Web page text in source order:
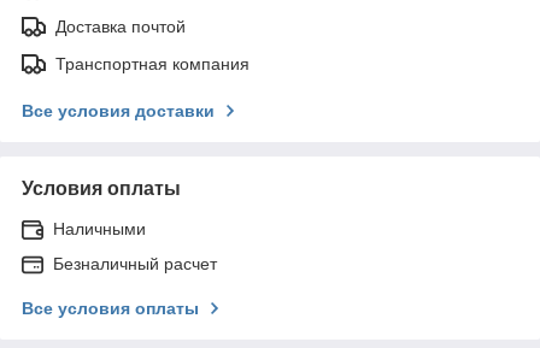
Доставка почтой
Транспортная компания
Все условия доставки
Условия оплаты
Наличными
Безналичный расчет
Все условия оплаты